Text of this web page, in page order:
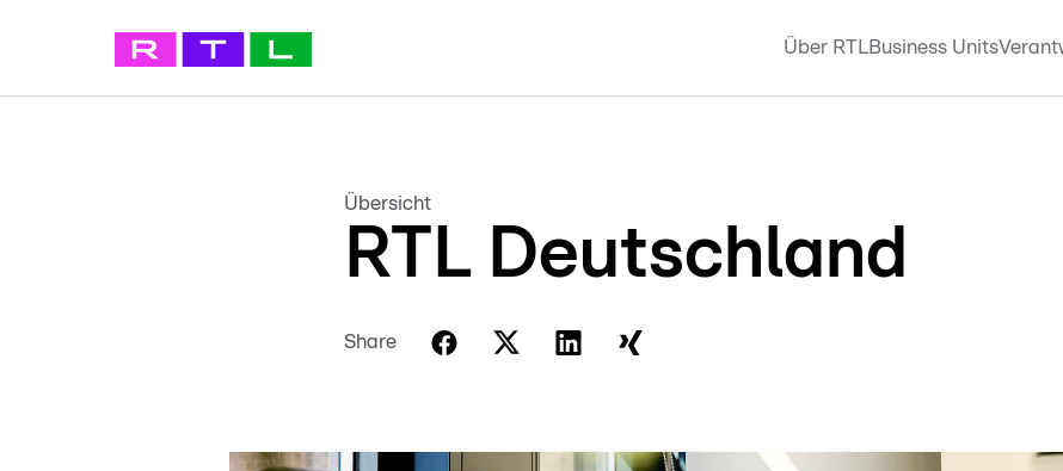
Über RTLBusiness Units
Übersicht
RTL Deutschland
Share